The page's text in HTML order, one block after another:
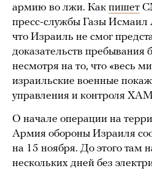
армию во лжи. Как пишет
пресс-службы Газы Исмаил
что Израиль не смог
доказательств пребывания
несмотря на то, что «весь
израильские военные
управления и контроля
О начале операции на
Армия обороны Израиля
на 15 ноября. До этого там
нескольких дней без